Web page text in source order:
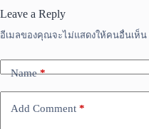
Leave a Reply
อีเมลของคุณจะไม่แสดงให้คนอื่นเห็น
Name*
Add Comment *